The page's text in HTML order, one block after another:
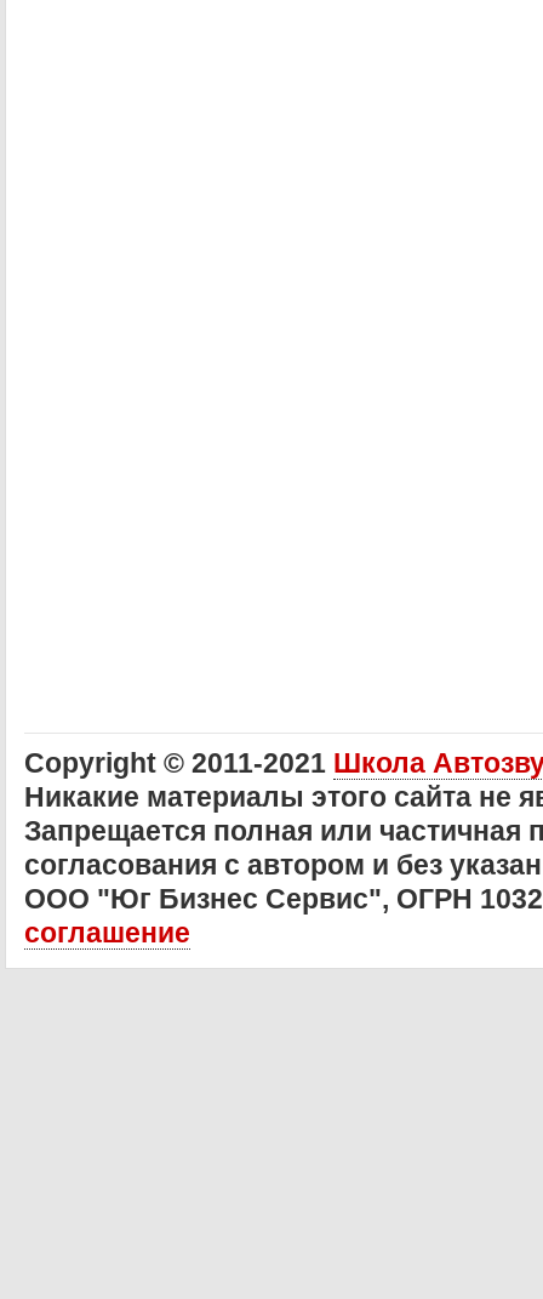
Copyright © 2011-2021 Школа
Никакие материалы этого сайта не
Запрещается полная или частичная
согласования с автором и без
ООО "Юг Бизнес Сервис", ОГРН
соглашение